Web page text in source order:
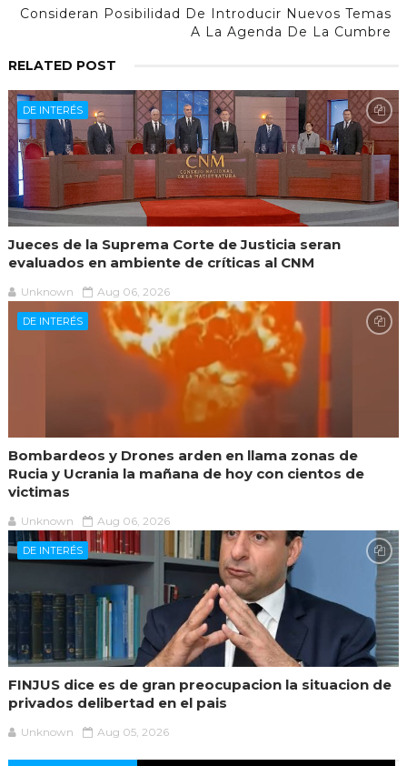
Consideran Posibilidad De Introducir Nuevos Temas
A La Agenda De La Cumbre
RELATED POST
DE INTERÉS
Jueces de la Suprema Corte de Justicia seran
evaluados en ambiente de críticas al CNM
Unknown Aug 06, 2026
DE INTERÉS
Bombardeos y Drones arden en llama zonas de
Rucia y Ucrania la mañana de hoy con cientos de
victimas
Unknown Aug 06, 2026
DE INTERÉS
FINJUS dice es de gran preocupacion la situacion de
privados delibertad en el pais
Unknown Aug 05, 2026